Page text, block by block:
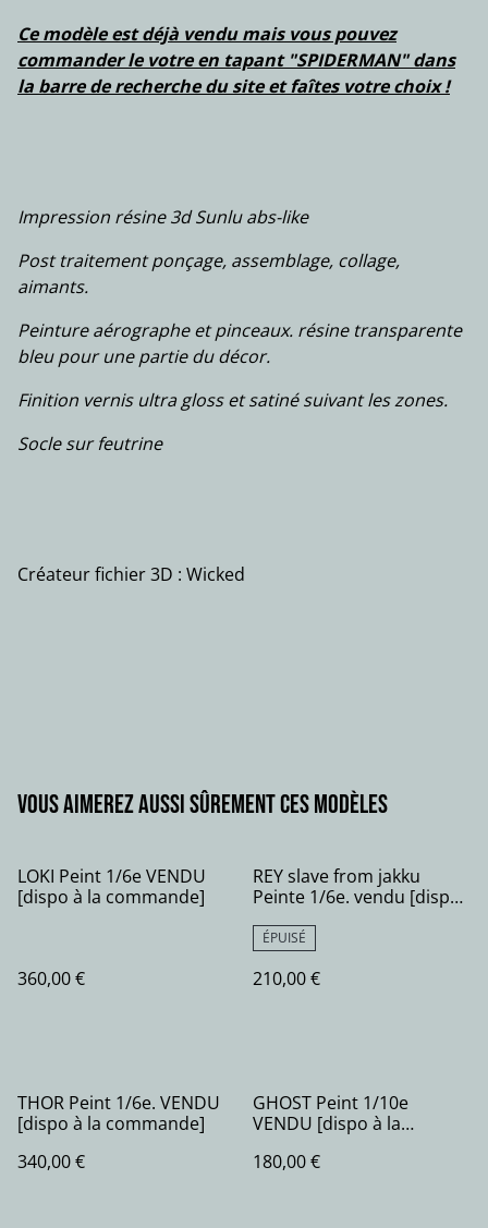
Ce modèle est déjà vendu mais vous pouvez
commander le votre en tapant "SPIDERMAN" dans
la barre de recherche du site et faîtes votre choix !
Impression résine 3d Sunlu abs-like
Post traitement ponçage, assemblage, collage,
aimants.
Peinture aérographe et pinceaux. résine transparente
bleu pour une partie du décor.
Finition vernis ultra gloss et satiné suivant les zones.
Socle sur feutrine
Créateur fichier 3D : Wicked
Vous aimerez aussi sûrement ces modèles
LOKI Peint 1/6e VENDU
[dispo à la commande]
360,00 €
REY slave from jakku
Peinte 1/6e. vendu [dispo
ÉPUISÉ
210,00 €
THOR Peint 1/6e. VENDU
[dispo à la commande]
340,00 €
GHOST Peint 1/10e
VENDU [dispo à la
180,00 €